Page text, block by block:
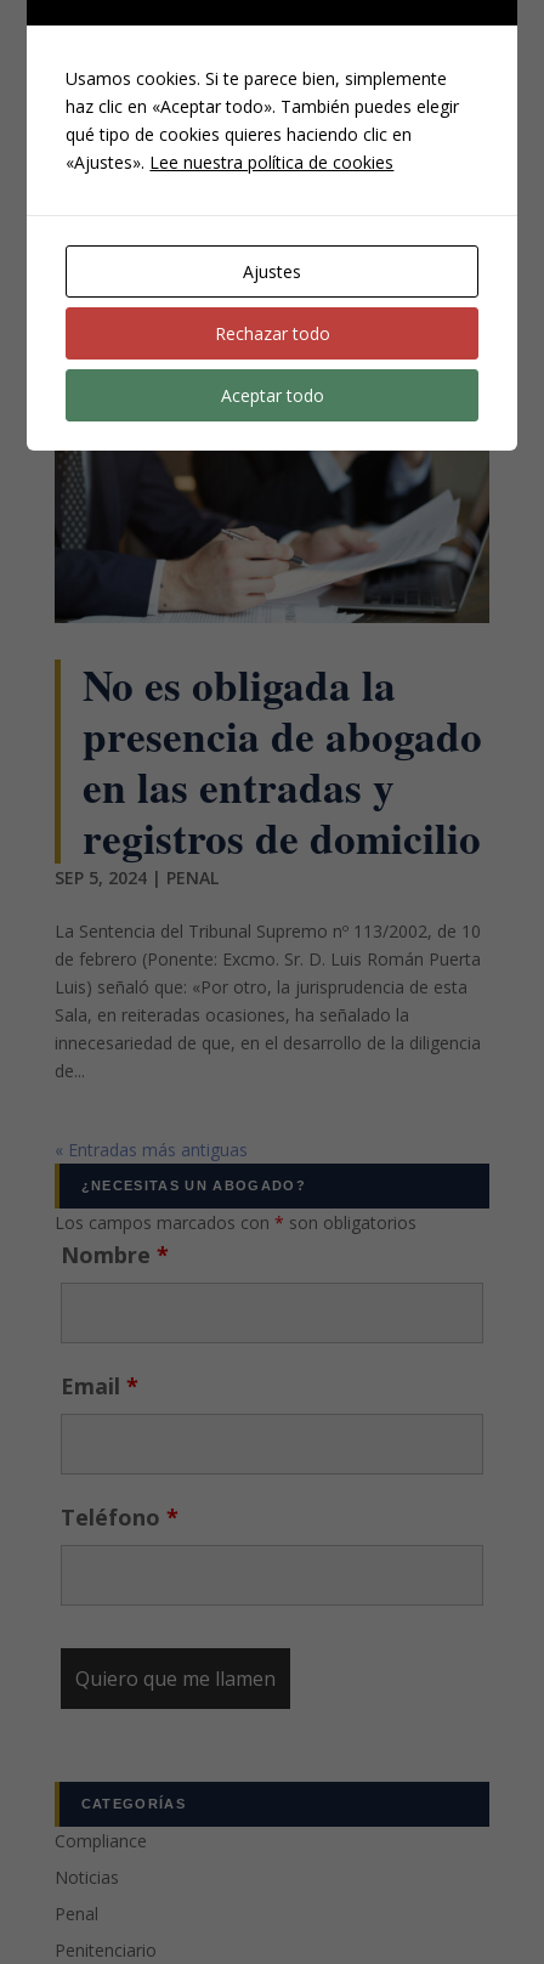
España?
ENE 13, 2025|PENAL
¿Qué son las fake news? Las fake news o noticias
falsas son información engañosa o fabricada que se
contenido puede difundirse a través de diversos
medios, incluyendo redes sociales, sitios web,
No es obligada la
presencia de abogado
en las entradas y
registros de domicilio
SEP 5, 2024| PENAL
La Sentencia del Tribunal Supremo nº 113/2002, de 10
de febrero (Ponente: Excmo. Sr. D. Luis Román Puerta
Luis) señaló que: «Por otro, la jurisprudencia de esta
Sala, en reiteradas ocasiones, ha señalado la
innecesariedad de que, en el desarrollo de la diligencia
de...
« Entradas más antiguas
¿NECESITAS UN ABOGADO?
Los campos marcados con * son obligatorios
Nombre *
Email *
Teléfono *
CATEGORÍAS
Compliance
Noticias
Penal
Penitenciario
Usamos cookies. Si te parece bien, simplemente
haz clic en «Aceptar todo». También puedes elegir
qué tipo de cookies quieres haciendo clic en
«Ajustes». Lee nuestra política de cookies
Ajustes
Rechazar todo
Aceptar todo